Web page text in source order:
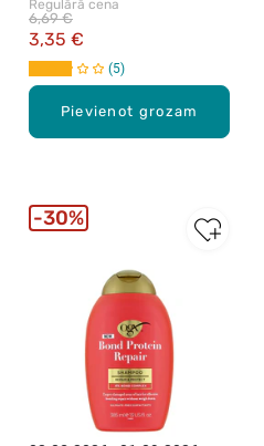
Pievienot grozam
šampūns gariem un
porainiem matiem, 400ml
Regulārā cena
3,35 €
6,69 €
5
30%